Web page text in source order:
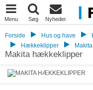
Menu Søg Nyheder
Forside Hus og have
Hækkeklipper
Makita hækkeklipper